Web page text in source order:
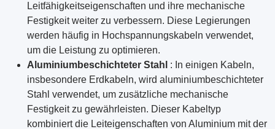
Leitfähigkeitseigenschaften und ihre mechanische
Festigkeit weiter zu verbessern. Diese Legierungen
werden häufig in Hochspannungskabeln verwendet,
um die Leistung zu optimieren.
Aluminiumbeschichteter Stahl : In einigen Kabeln,
insbesondere Erdkabeln, wird aluminiumbeschichteter
Stahl verwendet, um zusätzliche mechanische
Festigkeit zu gewährleisten. Dieser Kabeltyp
kombiniert die Leiteigenschaften von Aluminium mit der